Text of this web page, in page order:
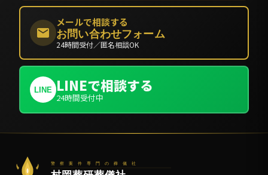
メールで相談する
お問い合わせフォーム
24時間受付／匿名相談OK
LINE LINEで相談する
24時間受付中